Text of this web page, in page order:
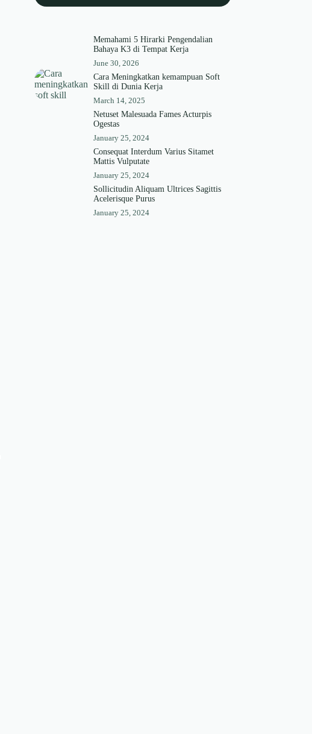
Memahami 5 Hirarki Pengendalian
Bahaya K3 di Tempat Kerja
June 30, 2026
Cara Meningkatkan kemampuan Soft
Skill di Dunia Kerja
March 14, 2025
Netuset Malesuada Fames Acturpis
Ogestas
January 25, 2024
Consequat Interdum Varius Sitamet
Mattis Vulputate
January 25, 2024
Sollicitudin Aliquam Ultrices Sagittis
Acelerisque Purus
January 25, 2024